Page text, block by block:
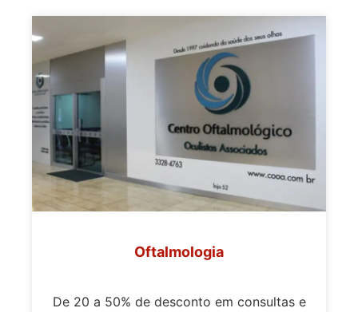
Oftalmologia
De 20 a 50% de desconto em consultas e